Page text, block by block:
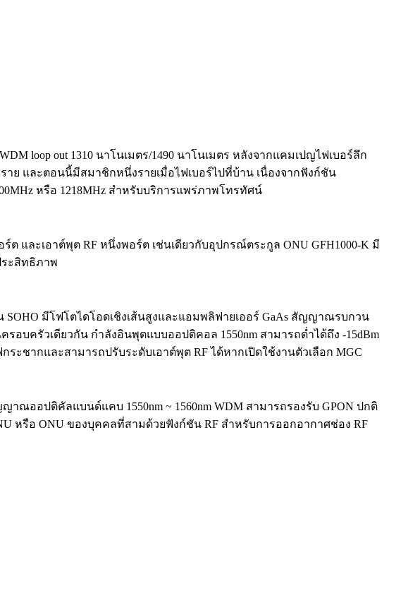
loop out 1310 นาโนเมตร/1490 นาโนเมตร หลังจากแคมเปญไฟเบอร์ลึก
าย และตอนนี้มีสมาชิกหนึ่งรายเมื่อไฟเบอร์ไปที่บ้าน เนื่องจากฟังก์ชัน
หรือ 1218MHz สำหรับบริการแพร่ภาพโทรทัศน์
และเอาต์พุต RF หนึ่งพอร์ต เช่นเดียวกับอุปกรณ์ตระกูล ONU GFH1000-K มี
ะสิทธิภาพ
SOHO มีโฟโตไดโอดเชิงเส้นสูงและแอมพลิฟายเออร์ GaAs สัญญาณรบกวน
ครัวเดียวกัน กำลังอินพุตแบบออปติคอล 1550nm สามารถต่ำได้ถึง -15dBm
ชากและสามารถปรับระดับเอาต์พุต RF ได้หากเปิดใช้งานตัวเลือก MGC
ออปติคัลแบนด์แคบ 1550nm ~ 1560nm WDM สามารถรองรับ GPON ปกติ
หรือ ONU ของบุคคลที่สามด้วยฟังก์ชัน RF สำหรับการออกอากาศช่อง RF